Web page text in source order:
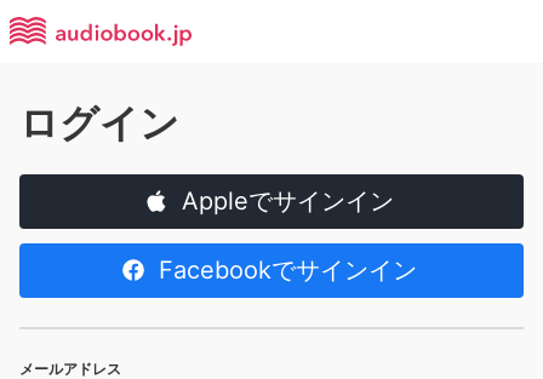
ログイン
Appleでサインイン
Facebookでサインイン
メールアドレス